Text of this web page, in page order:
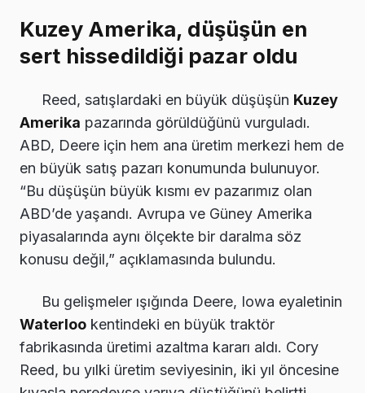
Kuzey Amerika, düşüşün en
sert hissedildiği pazar oldu
Reed, satışlardaki en büyük düşüşün Kuzey
Amerika pazarında görüldüğünü vurguladı.
ABD, Deere için hem ana üretim merkezi hem de
en büyük satış pazarı konumunda bulunuyor.
“Bu düşüşün büyük kısmı ev pazarımız olan
ABD’de yaşandı. Avrupa ve Güney Amerika
piyasalarında aynı ölçekte bir daralma söz
konusu değil,” açıklamasında bulundu.
Bu gelişmeler ışığında Deere, Iowa eyaletinin
Waterloo kentindeki en büyük traktör
fabrikasında üretimi azaltma kararı aldı. Cory
Reed, bu yılki üretim seviyesinin, iki yıl öncesine